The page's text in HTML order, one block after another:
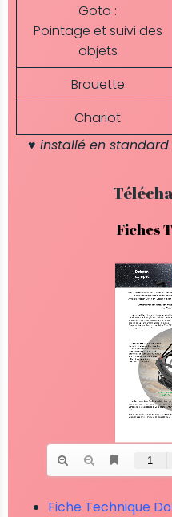
Goto :
Pointage et suivi des
objets
Brouette
Chariot
♥ installé en
Fiches
Fiche Technique